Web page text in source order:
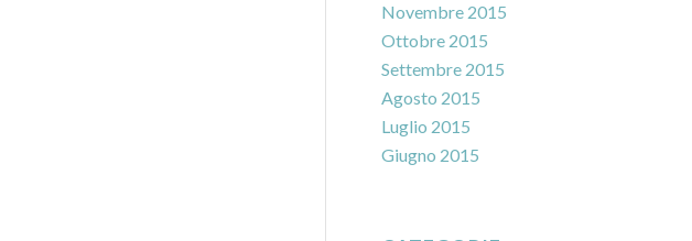
Novembre 2015
Ottobre 2015
Settembre 2015
Agosto 2015
Luglio 2015
Giugno 2015